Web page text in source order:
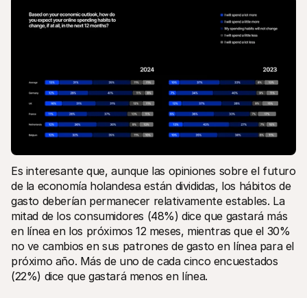
Es interesante que, aunque las opiniones sobre el futuro
de la economía holandesa están divididas, los hábitos de
gasto deberían permanecer relativamente estables. La
mitad de los consumidores (48%) dice que gastará más
en línea en los próximos 12 meses, mientras que el 30%
no ve cambios en sus patrones de gasto en línea para el
próximo año. Más de uno de cada cinco encuestados
(22%) dice que gastará menos en línea.